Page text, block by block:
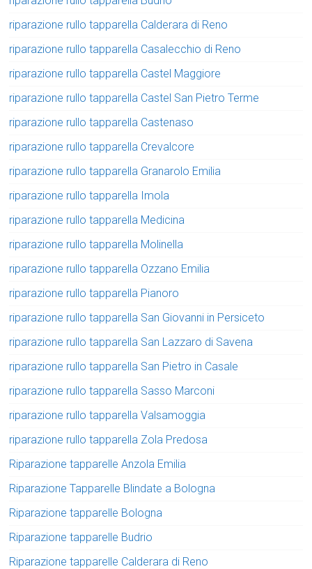
riparazione rullo tapparella Calderara di Reno
riparazione rullo tapparella Casalecchio di Reno
riparazione rullo tapparella Castel Maggiore
riparazione rullo tapparella Castel San Pietro Terme
riparazione rullo tapparella Castenaso
riparazione rullo tapparella Crevalcore
riparazione rullo tapparella Granarolo Emilia
riparazione rullo tapparella Imola
riparazione rullo tapparella Medicina
riparazione rullo tapparella Molinella
riparazione rullo tapparella Ozzano Emilia
riparazione rullo tapparella Pianoro
riparazione rullo tapparella San Giovanni in Persiceto
riparazione rullo tapparella San Lazzaro di Savena
riparazione rullo tapparella San Pietro in Casale
riparazione rullo tapparella Sasso Marconi
riparazione rullo tapparella Valsamoggia
riparazione rullo tapparella Zola Predosa
Riparazione tapparelle Anzola Emilia
Riparazione Tapparelle Blindate a Bologna
Riparazione tapparelle Bologna
Riparazione tapparelle Budrio
Riparazione tapparelle Calderara di Reno